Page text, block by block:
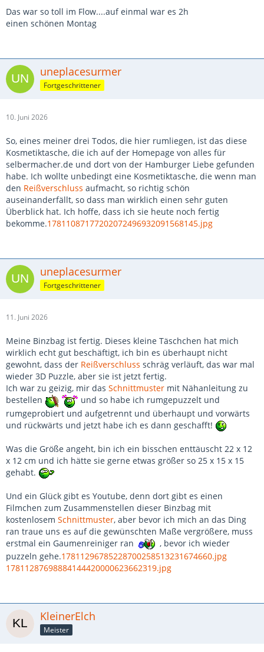
Das war so toll im Flow....auf einmal war es 2h
einen schönen Montag
uneplacesurmer
Fortgeschrittener
10. Juni 2026
So, eines meiner drei Todos, die hier rumliegen, ist das diese
Kosmetiktasche, die ich auf der Homepage von alles für
selbermacher.de und dort von der Hamburger Liebe gefunden
habe. Ich wollte unbedingt eine Kosmetiktasche, die wenn man
den Reißverschluss aufmacht, so richtig schön
auseinanderfällt, so dass man wirklich einen sehr guten
Überblick hat. Ich hoffe, dass ich sie heute noch fertig
bekomme.17811087177202072496932091568145.jpg
uneplacesurmer
Fortgeschrittener
11. Juni 2026
Meine Binzbag ist fertig. Dieses kleine Täschchen hat mich
wirklich echt gut beschäftigt, ich bin es überhaupt nicht
gewohnt, dass der Reißverschluss schräg verläuft, das war mal
wieder 3D Puzzle, aber sie ist jetzt fertig.
Ich war zu geizig, mir das Schnittmuster mit Nähanleitung zu
bestellen
und so habe ich rumgepuzzelt und
rumgeprobiert und aufgetrennt und überhaupt und vorwärts
und rückwärts und jetzt habe ich es dann geschafft!
Was die Größe angeht, bin ich ein bisschen enttäuscht 22 x 12
x 12 cm und ich hätte sie gerne etwas größer so 25 x 15 x 15
gehabt.
Und ein Glück gibt es Youtube, denn dort gibt es einen
Filmchen zum Zusammenstellen dieser Binzbag mit
kostenlosem Schnittmuster, aber bevor ich mich an das Ding
ran traue uns es auf die gewünschten Maße vergrößere, muss
erstmal ein Gaumenreiniger ran
, bevor ich wieder
puzzeln gehe.17811296785228700258513231674660.jpg
17811287698884144420000623662319.jpg
KleinerElch
Meister